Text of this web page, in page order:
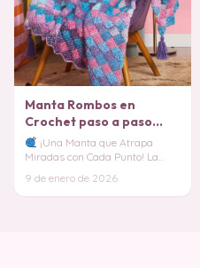
Manta Rombos en
Crochet paso a paso
PATRON GRATIS
¡Una Manta que Atrapa
Miradas con Cada Punto! La
de esas piezas que
9 de enero de 2026